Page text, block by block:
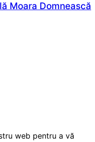
Moara Domnească
web pentru a vă